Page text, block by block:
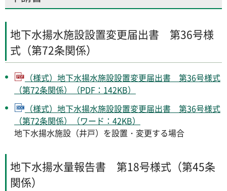
地下水揚水施設設置変更届出書 第36号様
式（第72条関係）
（様式）地下水揚水施設設置変更届出書 第36号様式
（第72条関係）（PDF：142KB）
（様式）地下水揚水施設設置変更届出書 第36号様式
（第72条関係）（ワード：42KB）
地下水揚水施設（井戸）を設置・変更する場合
地下水揚水量報告書 第18号様式（第45条
関係）